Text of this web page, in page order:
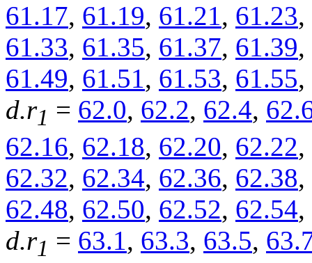
61.17, 61.19, 61.21, 61.23,
61.33, 61.35, 61.37, 61.39,
61.49, 61.51, 61.53, 61.55,
d.r1 = 62.0, 62.2, 62.4,
62.16, 62.18, 62.20, 62.22,
62.32, 62.34, 62.36, 62.38,
62.48, 62.50, 62.52, 62.54,
d.r1 = 63.1, 63.3, 63.5,